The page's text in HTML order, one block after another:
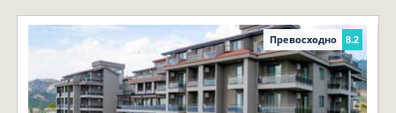
Превосходно 8.2